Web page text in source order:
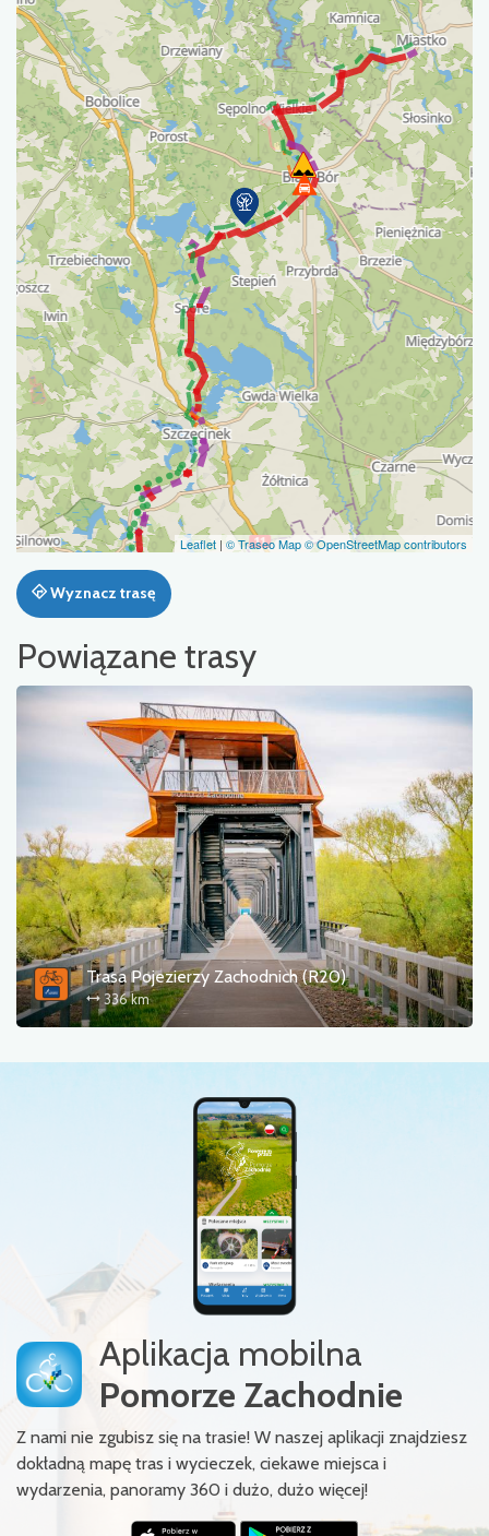
Leaflet | © Traseo Map© OpenStreetMap contributors
Wyznacz trasę
Powiązane trasy
Trasa Pojezierzy Zachodnich (R20)
336 km
Aplikacja mobilna
Pomorze Zachodnie
Z nami nie zgubisz się na trasie! W naszej aplikacji znajdziesz
dokładną mapę tras i wycieczek, ciekawe miejsca i
wydarzenia, panoramy 360 i dużo, dużo więcej!